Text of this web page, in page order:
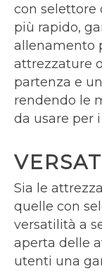
con selettore
più rapido,
allenamento
attrezzature
partenza e
rendendo le
da usare per
Sia le
quelle con
versatilità a
aperta delle
utenti una